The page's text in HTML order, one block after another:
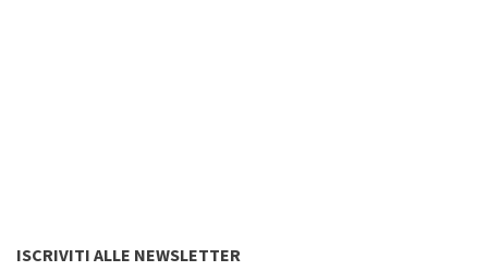
ISCRIVITI ALLE NEWSLETTER